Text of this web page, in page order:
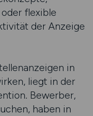
flexible
der Anzeige
in
liegt in der
Bewerber,
haben in